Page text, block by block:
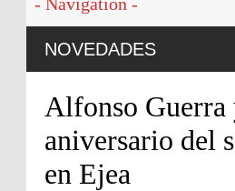
NOVEDADES
en
Alfonso Guerra
aniversario del
en Ejea